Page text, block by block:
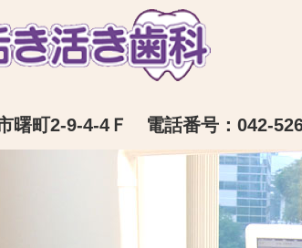
曙町2-9-4-4Ｆ 電話番号：042-